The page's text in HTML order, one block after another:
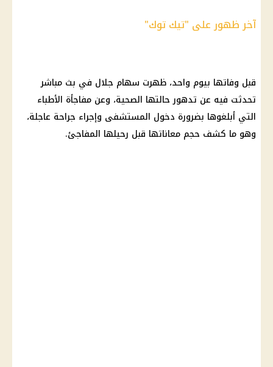
آخر ظهور على "تيك توك"
قبل وفاتها بيوم واحد، ظهرت سهام جلال في بث مباشر
تحدثت فيه عن تدهور حالتها الصحية، وعن مفاجأة الأطباء
التي أبلغوها بضرورة دخول المستشفى وإجراء جراحة عاجلة،
وهو ما كشف حجم معاناتها قبل رحيلها المفاجئ.